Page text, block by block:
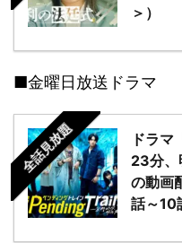
＞）
■金曜日放送ドラマ
全話見放題
ドラ
23分、
の動画
話～10